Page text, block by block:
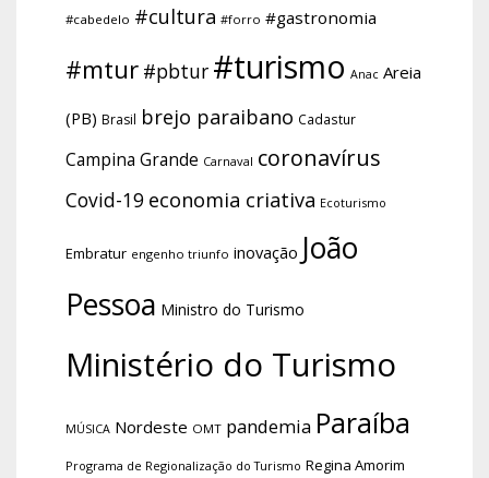
#cabedelo #cultura #forro #gastronomia
#mtur #pbtur #turismo Anac Areia
(PB) Brasil brejo paraibano Cadastur
Campina Grande Carnaval coronavírus
Covid-19 economia criativa Ecoturismo
Embratur engenho triunfo inovação João
Pessoa Ministro do Turismo
Ministério do Turismo
MÚSICA Nordeste OMT pandemia Paraíba
Programa de Regionalização do Turismo Regina Amorim